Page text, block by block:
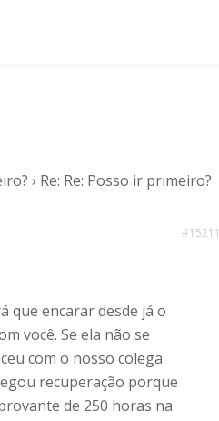
› Re: Re: Posso ir primeiro?
#15211
que encarar desde já o
você. Se ela não se
com o nosso colega
recuperação porque
de 250 horas na